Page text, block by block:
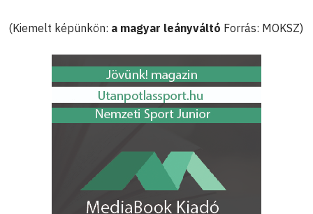
(Kiemelt képünkön: a magyar leányváltó Forrás: MOKSZ)